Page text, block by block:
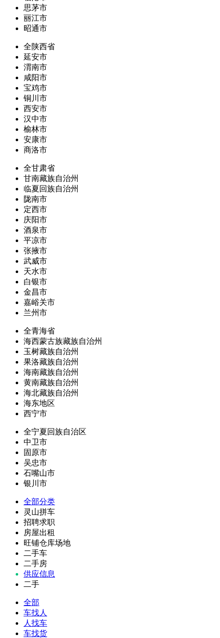
思茅市
丽江市
昭通市
全陕西省
延安市
渭南市
咸阳市
宝鸡市
铜川市
西安市
汉中市
榆林市
安康市
商洛市
全甘肃省
甘南藏族自治州
临夏回族自治州
陇南市
定西市
庆阳市
酒泉市
平凉市
张掖市
武威市
天水市
白银市
金昌市
嘉峪关市
兰州市
全青海省
海西蒙古族藏族自治州
玉树藏族自治州
果洛藏族自治州
海南藏族自治州
黄南藏族自治州
海北藏族自治州
海东地区
西宁市
全宁夏回族自治区
中卫市
固原市
吴忠市
石嘴山市
银川市
全部分类
灵山拼车
招聘求职
房屋出租
旺铺仓库场地
二手车
二手房
供应信息
二手
全部
车找人
人找车
车找货